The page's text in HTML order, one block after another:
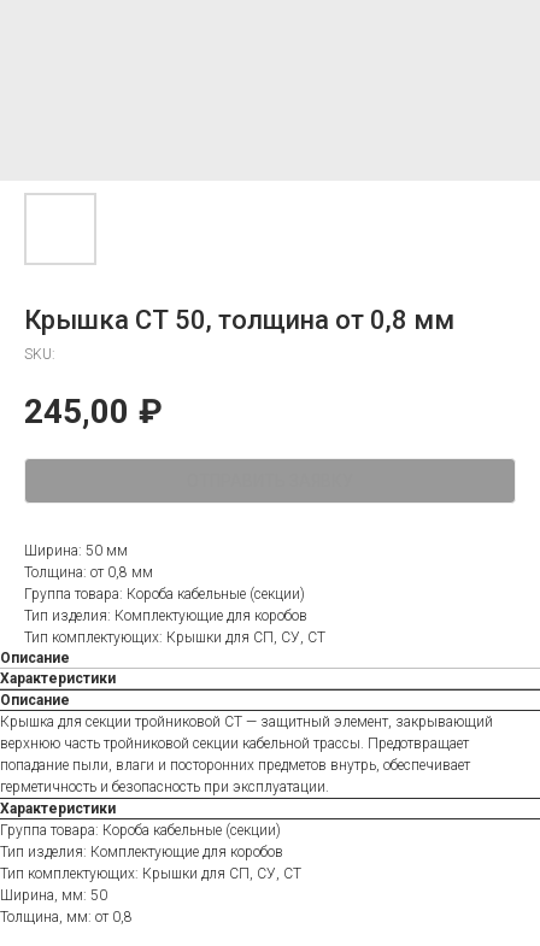
Крышка СТ 50, толщина от 0,8 мм
SKU:
245,00 ₽
Ширина: 50 мм
Толщина: от 0,8 мм
Группа товара: Короба кабельные (секции)
Тип изделия: Комплектующие для коробов
Тип комплектующих: Крышки для СП, СУ, СТ
Описание
Характеристики
Описание
Крышка для секции тройниковой СТ — защитный элемент, закрывающий
верхнюю часть тройниковой секции кабельной трассы. Предотвращает
попадание пыли, влаги и посторонних предметов внутрь, обеспечивает
герметичность и безопасность при эксплуатации.
Характеристики
Группа товара: Короба кабельные (секции)
Тип изделия: Комплектующие для коробов
Тип комплектующих: Крышки для СП, СУ, СТ
Ширина, мм: 50
Толщина, мм: от 0,8